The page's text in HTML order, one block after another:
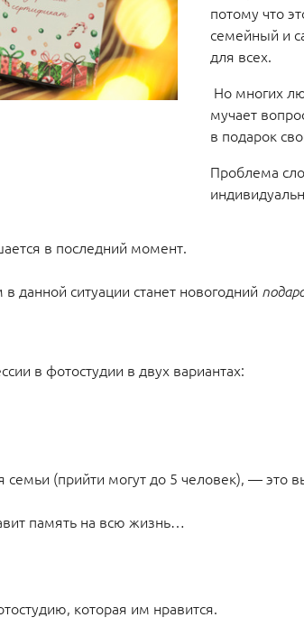
потому что
семейный и
для всех.
Но многих
мучает
в подарок
Проблема
в последний момент.
ситуации станет новогодний
в фотостудии в двух вариантах:
семьи (прийти могут до 5 человек), — это
память на всю жизнь…
которая им нравится.